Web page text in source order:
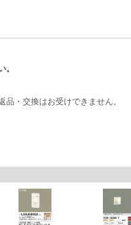
。
・交換はお受けできません。